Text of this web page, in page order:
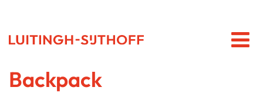
Backpack